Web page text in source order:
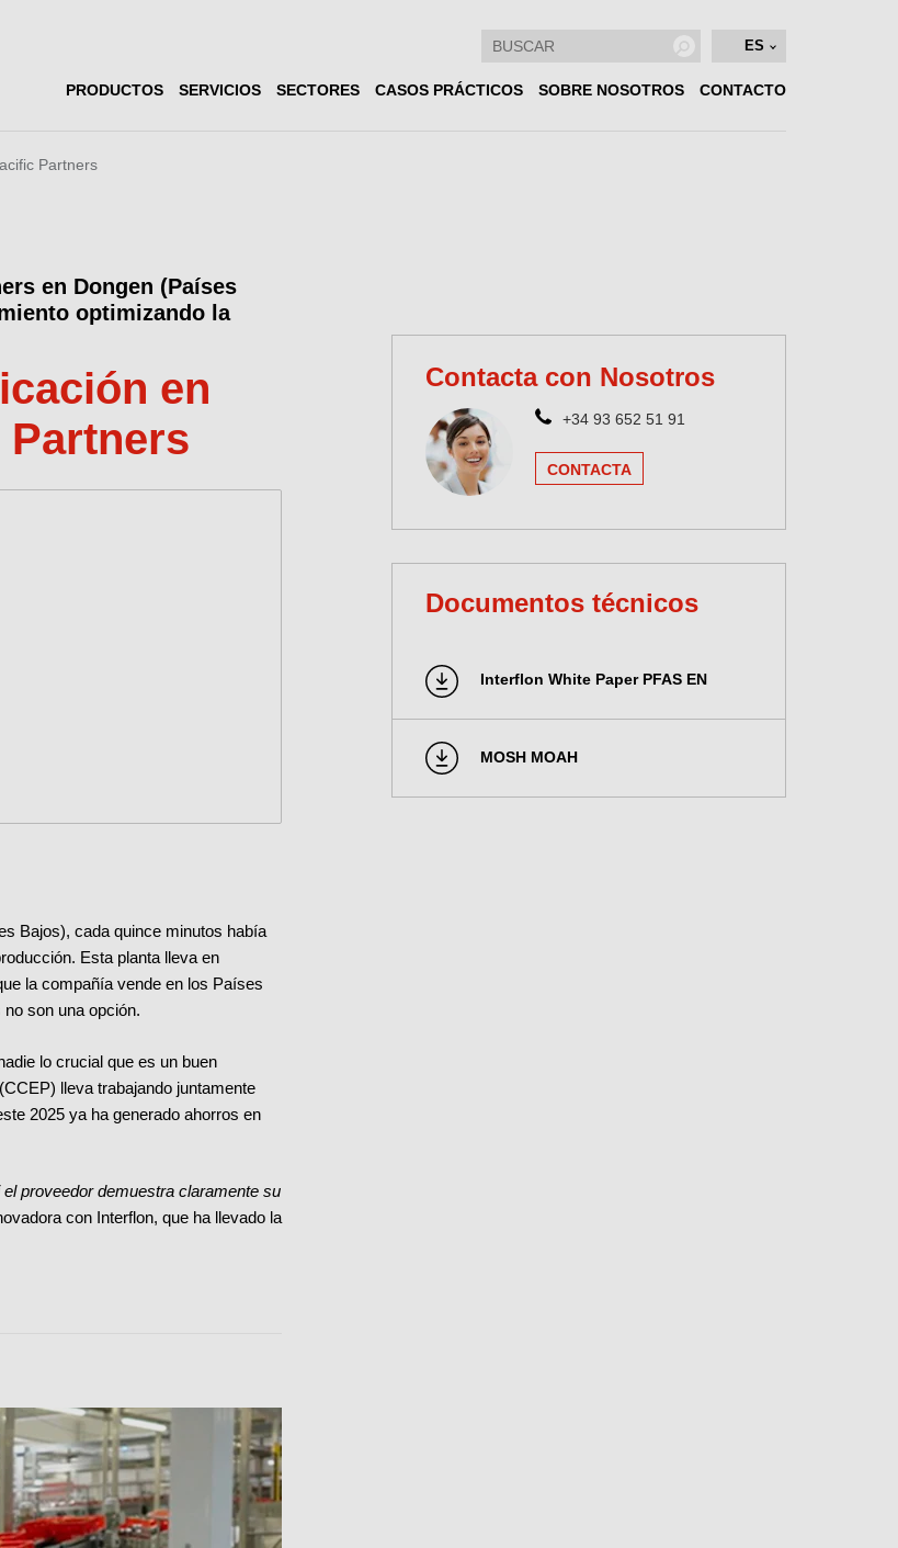
ES
PRODUCTOS SERVICIOS SECTORES CASOS PRÁCTICOS SOBRE NOSOTROS CONTACTO
Partners
en Dongen (Países
optimizando la
en
Bajos), cada quince minutos había
Esta planta lleva en
la compañía vende en los Países
son una opción.
lo crucial que es un buen
lleva trabajando juntamente
2025 ya ha generado ahorros en
proveedor demuestra claramente su
con Interflon, que ha llevado la
Contacta con Nosotros
+34 93 652 51 91
CONTACTA
Documentos técnicos
Interflon White Paper PFAS EN
MOSH MOAH